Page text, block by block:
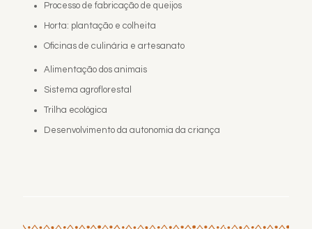
Processo de fabricação de queijos
Horta: plantação e colheita
Oficinas de culinária e artesanato
Alimentação dos animais
Sistema agroflorestal
Trilha ecológica
Desenvolvimento da autonomia da criança